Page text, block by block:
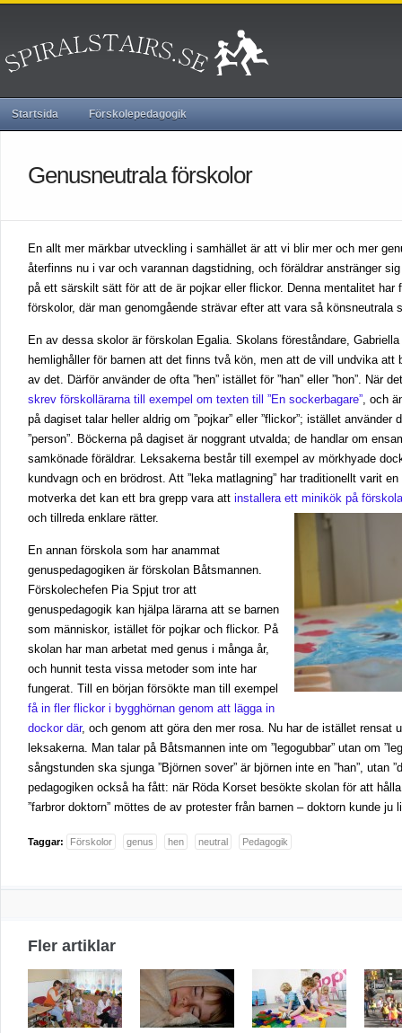
Startsida Förskolepedagogik
Genusneutrala förskolor
En allt mer märkbar utveckling i samhället är att vi blir mer och mer
återfinns nu i var och varannan dagstidning, och föräldrar anstränger
på ett särskilt sätt för att de är pojkar eller flickor. Denna mentalitet har
förskolor, där man genomgående strävar efter att vara så könsneutrala
En av dessa skolor är förskolan Egalia. Skolans föreståndare,
hemlighåller för barnen att det finns två kön, men att de vill undvika att
av det. Därför använder de ofta ”hen” istället för ”han” eller ”hon”. När
skrev förskollärarna till exempel om texten till ”En sockerbagare”, och
på dagiset talar heller aldrig om ”pojkar” eller ”flickor”; istället använder
”person”. Böckerna på dagiset är noggrant utvalda; de handlar om
samkönade föräldrar. Leksakerna består till exempel av mörkhyade
kundvagn och en brödrost. Att ”leka matlagning” har traditionellt varit
motverka det kan ett bra grepp vara att installera ett minikök på
och tillreda enklare rätter.
En annan förskola som har anammat
genuspedagogiken är förskolan Båtsmannen.
Förskolechefen Pia Spjut tror att
genuspedagogik kan hjälpa lärarna att se barnen
som människor, istället för pojkar och flickor. På
skolan har man arbetat med genus i många år,
och hunnit testa vissa metoder som inte har
fungerat. Till en början försökte man till exempel
få in fler flickor i bygghörnan genom att lägga in
dockor där, och genom att göra den mer rosa. Nu har de istället rensat
leksakerna. Man talar på Båtsmannen inte om ”legogubbar” utan om
sångstunden ska sjunga ”Björnen sover” är björnen inte en ”han”, utan
pedagogiken också ha fått: när Röda Korset besökte skolan för att
”farbror doktorn” möttes de av protester från barnen – doktorn kunde ju
Taggar: Förskolor genus hen neutral Pedagogik
Fler artiklar